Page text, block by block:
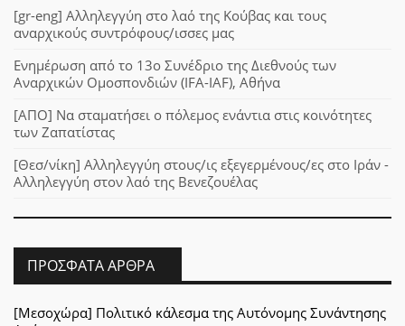
[gr-eng] Αλληλεγγύη στο λαό της Κούβας και τους
αναρχικούς συντρόφους/ισσες μας
Ενημέρωση από το 13ο Συνέδριο της Διεθνούς των
Αναρχικών Ομοσπονδιών (IFA-IAF), Αθήνα
[ΑΠΟ] Να σταματήσει ο πόλεμος ενάντια στις κοινότητες
των Ζαπατίστας
[Θεσ/νίκη] Αλληλεγγύη στους/ις εξεγερμένους/ες στο Ιράν -
Αλληλεγγύη στον λαό της Βενεζουέλας
ΠΡΌΣΦΑΤΑ ΆΡΘΡΑ
[Μεσοχώρα] Πολιτικό κάλεσμα της Αυτόνομης Συνάντησης